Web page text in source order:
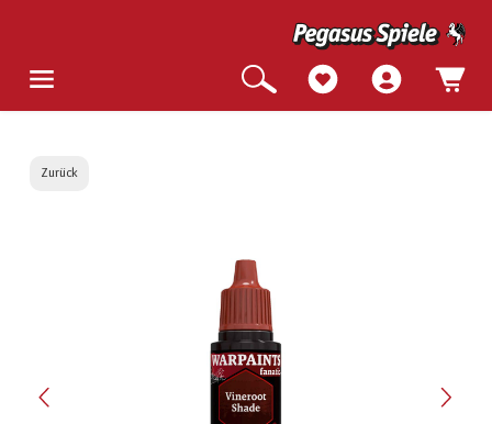
Zurück